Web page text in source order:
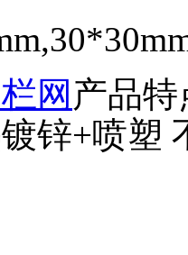
网 产品
锌+喷塑